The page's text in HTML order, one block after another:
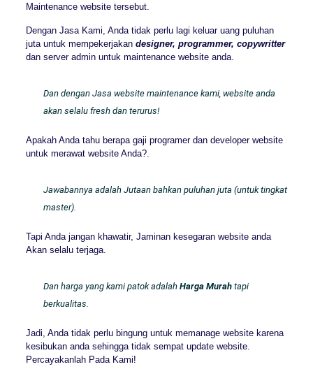
Maintenance website tersebut.
Dengan Jasa Kami, Anda tidak perlu lagi keluar uang puluhan
juta untuk mempekerjakan designer, programmer, copywritter
dan server admin untuk maintenance website anda.
Dan dengan Jasa website maintenance kami, website anda
akan selalu fresh dan terurus!
Apakah Anda tahu berapa gaji programer dan developer website
untuk merawat website Anda?.
Jawabannya adalah Jutaan bahkan puluhan juta (untuk tingkat
master).
Tapi Anda jangan khawatir, Jaminan kesegaran website anda
Akan selalu terjaga.
Dan harga yang kami patok adalah Harga Murahtapi
berkualitas.
Jadi, Anda tidak perlu bingung untuk memanage website karena
kesibukan anda sehingga tidak sempat update website.
Percayakanlah Pada Kami!